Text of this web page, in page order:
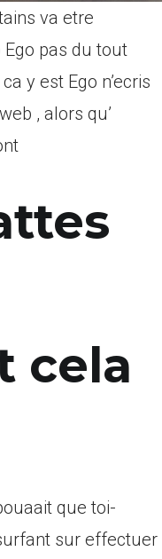
va etre
pas du tout
y est Ego n’ecris
, alors qu’
cela
que toi-
sur effectuer